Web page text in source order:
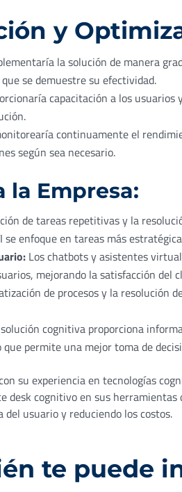
y
la solución de manera
se demuestre su efectividad.
capacitación a los usuarios
continuamente el
según sea necesario.
la Empresa:
de tareas repetitivas y la
enfoque en tareas más
Los chatbots y asistentes
mejorando la satisfacción del
de procesos y la resolución
cognitiva proporciona
permite una mejor toma de
su experiencia en tecnologías
desk cognitivo en sus herramientas
usuario y reduciendo los costos.
te puede